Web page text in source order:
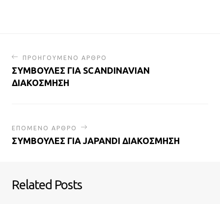
ΠΡΟΗΓΟΥΜΕΝΟ ΑΡΘΡΟ
ΣΥΜΒΟΥΛΕΣ ΓΙΑ SCANDINAVIAN
ΔΙΑΚΟΣΜΗΣΗ
ΕΠΟΜΕΝΟ ΑΡΘΡΟ
ΣΥΜΒΟΥΛΕΣ ΓΙΑ JAPANDI ΔΙΑΚΟΣΜΗΣΗ
Related Posts